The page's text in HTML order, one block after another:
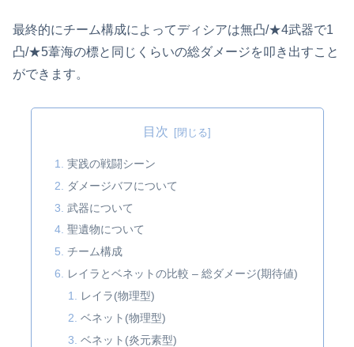
最終的にチーム構成によってディシアは無凸/★4武器で1
凸/★5葦海の標と同じくらいの総ダメージを叩き出すこと
ができます。
目次
実践の戦闘シーン
ダメージバフについて
武器について
聖遺物について
チーム構成
レイラとベネットの比較 – 総ダメージ(期待値)
レイラ(物理型)
ベネット(物理型)
ベネット(炎元素型)